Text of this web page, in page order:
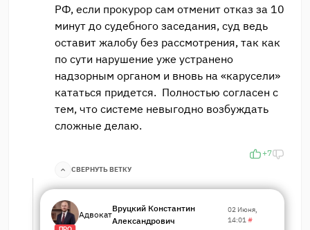
РФ, если прокурор сам отменит отказ за 10
минут до судебного заседания, суд ведь
оставит жалобу без рассмотрения, так как
по сути нарушение уже устранено
надзорным органом и вновь на «карусели»
кататься придется. Полностью согласен с
тем, что системе невыгодно возбуждать
сложные делаю.
+7
СВЕРНУТЬ ВЕТКУ
Адвокат
Вруцкий Константин
Александрович
02 Июня,
14:01#